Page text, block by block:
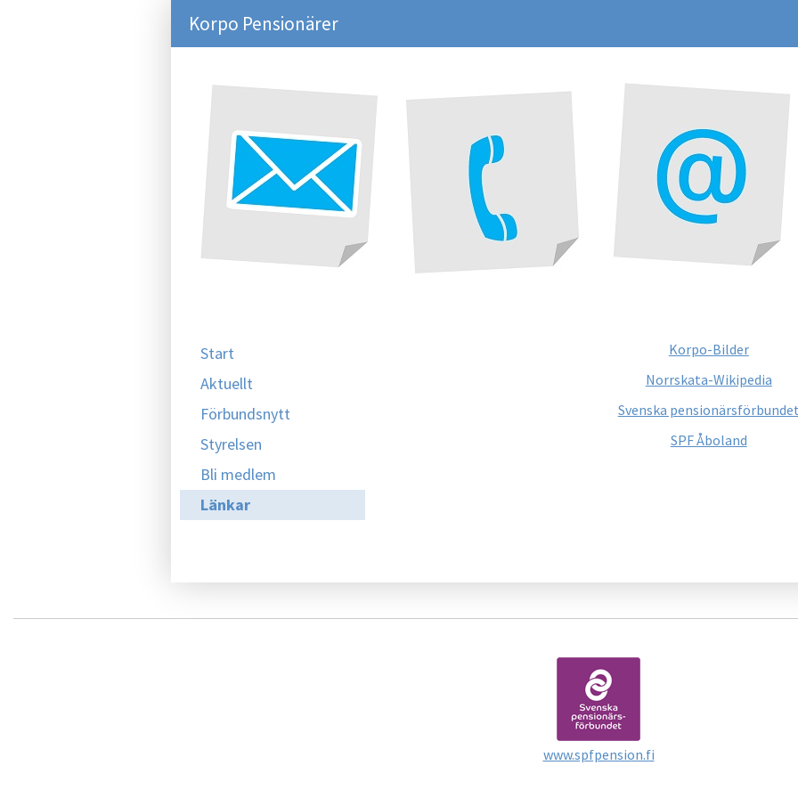
Korpo Pensionärer
Start
Aktuellt
Förbundsnytt
Styrelsen
Bli medlem
Länkar
Korpo-Bilder
Norrskata-Wikipedia
Svenska
SPF Åboland
www.spfpension.fi